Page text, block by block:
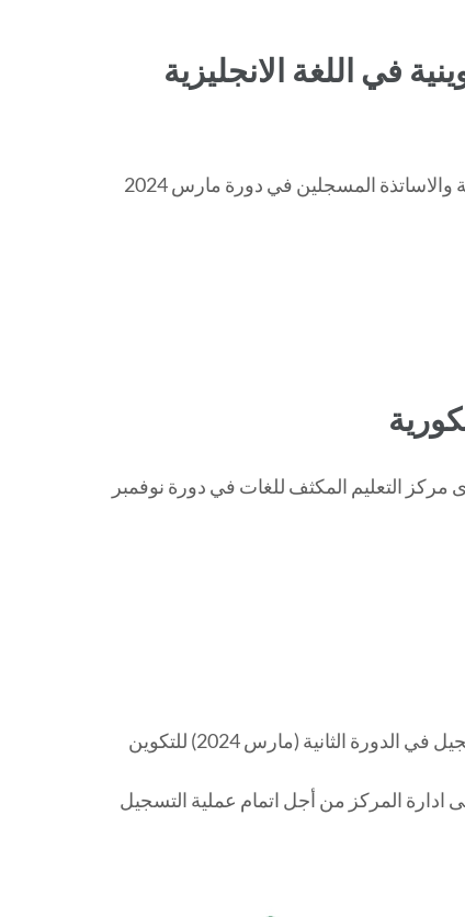
في اللغة الانجليزية
تعلم ادارة مركز التعليم المكثف للغات بجامعة الجزائر 3 الطلبة والاساتذة المسجلين في دورة مارس 2024
مركز التعليم المكثف للغات في دورة نوفمبر
تعلم ادارة المركز المكثف للغات عن انطلاق عملية إعادة التسجيل في الدورة الثانية (مارس 2024) للتكوين
ادارة المركز من أجل اتمام عملية التسجيل